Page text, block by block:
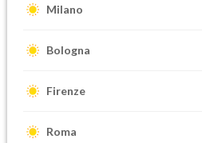
Milano
Bologna
Firenze
Roma